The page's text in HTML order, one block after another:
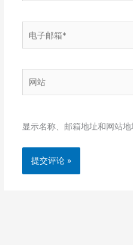
子
箱
站
显示名称、邮箱地址和网站地